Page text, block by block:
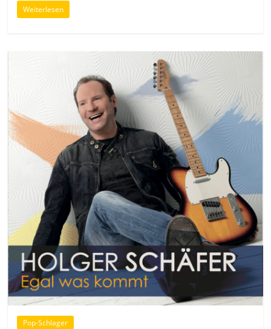
Weiterlesen
Pop-Schlager